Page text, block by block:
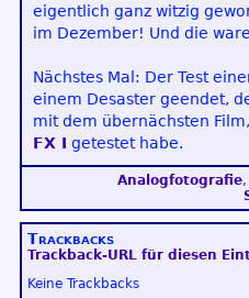
eigentlich ganz witzig
im Dezember! Und die
Nächstes Mal: Der Test
einem Desaster geendet,
mit dem übernächsten
FX I getestet habe.
Analogfotografie,
Trackbacks
Trackback-URL für diesen
Keine Trackbacks